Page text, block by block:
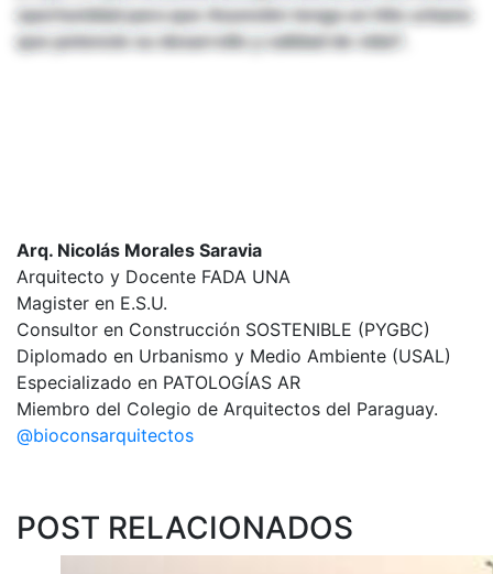
oportunidad para que Asunción tenga un hito urbano
que potencie su desarrollo y calidad de vida?.
Arq. Nicolás Morales Saravia
Arquitecto y Docente FADA UNA
Magister en E.S.U.
Consultor en Construcción SOSTENIBLE (PYGBC)
Diplomado en Urbanismo y Medio Ambiente (USAL)
Especializado en PATOLOGÍAS AR
Miembro del Colegio de Arquitectos del Paraguay.
@bioconsarquitectos
POST RELACIONADOS